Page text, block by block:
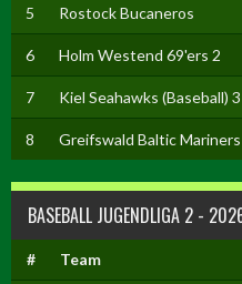
5 Rostock Bucaneros
6 Holm Westend 69'ers 2
7 Kiel Seahawks (Baseball) 3
8 Greifswald Baltic Mariners
BASEBALL JUGENDLIGA 2 -
# Team